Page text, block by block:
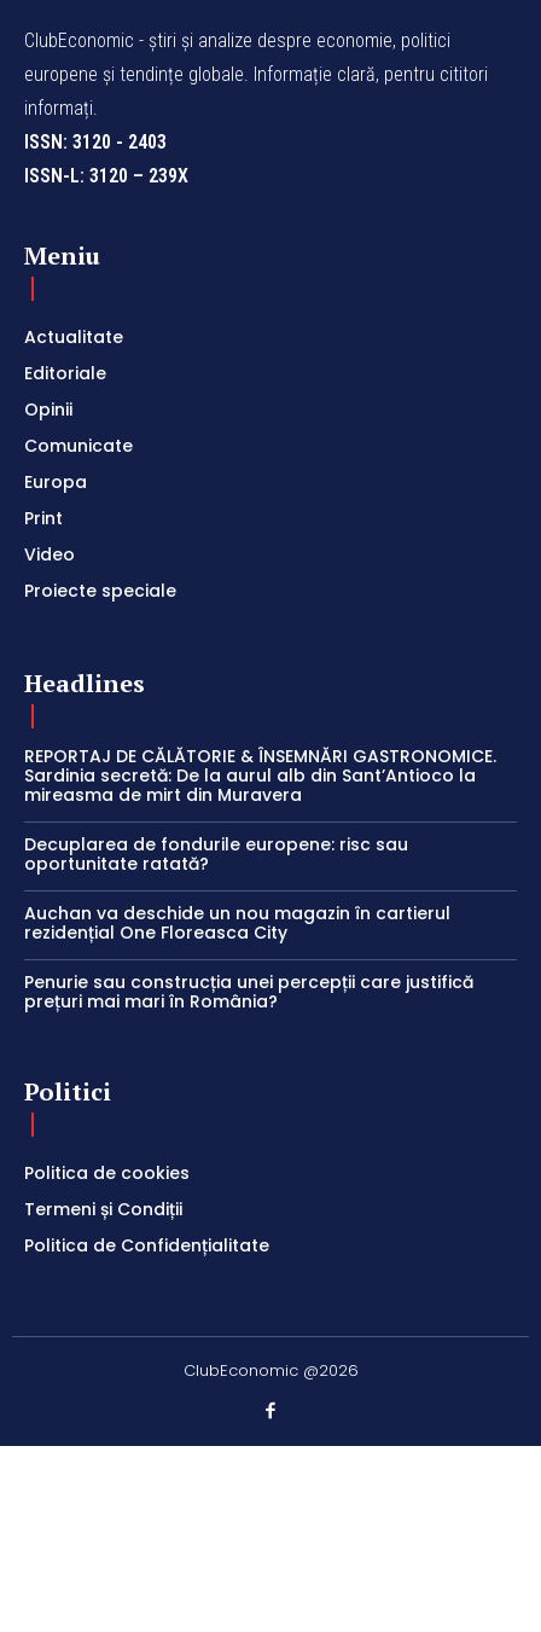
ClubEconomic - știri și analize despre economie, politici
europene și tendințe globale. Informație clară, pentru cititori
informați.
ISSN: 3120 - 2403
ISSN-L: 3120 – 239X
Meniu
Actualitate
Editoriale
Opinii
Comunicate
Europa
Print
Video
Proiecte speciale
Headlines
REPORTAJ DE CĂLĂTORIE & ÎNSEMNĂRI GASTRONOMICE.
Sardinia secretă: De la aurul alb din Sant’Antioco la
mireasma de mirt din Muravera
Decuplarea de fondurile europene: risc sau
oportunitate ratată?
Auchan va deschide un nou magazin în cartierul
rezidențial One Floreasca City
Penurie sau construcția unei percepții care justifică
prețuri mai mari în România?
Politici
Politica de cookies
Termeni și Condiții
Politica de Confidențialitate
ClubEconomic @2026